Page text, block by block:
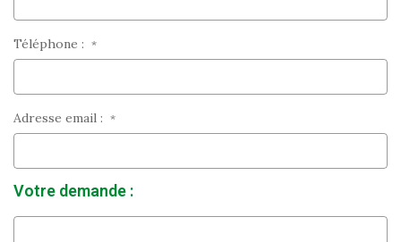
Téléphone : *
Adresse email : *
Votre demande :